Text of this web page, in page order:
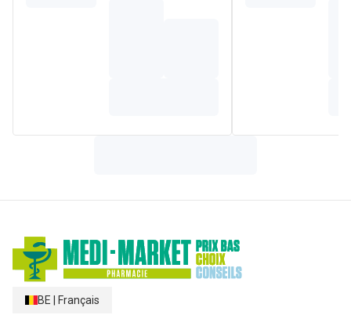
SEED OIL*, SACCHAROMYCES FERMENT,
77492 (IRON OXIDES), CI 77491 (IRON OXIDES), CI 77499
(IRON OXIDES).
*ingrédients issus de l'agriculture biologique *organic
BE Français